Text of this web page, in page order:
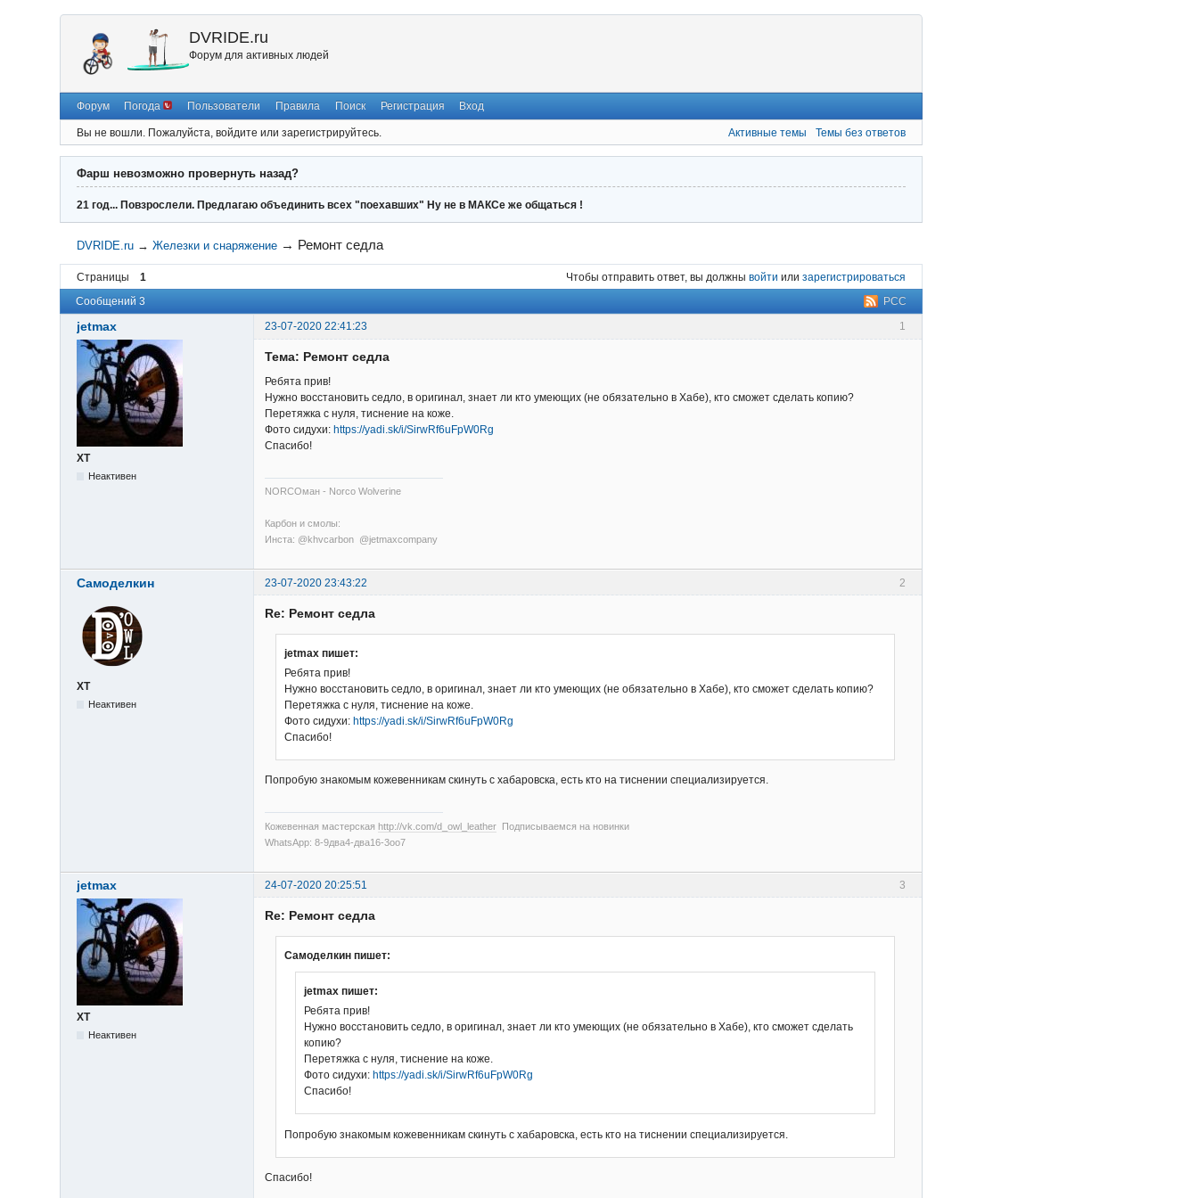
DVRIDE.ru
Форум для активных людей
Форум Погода Пользователи Правила Поиск Регистрация Вход
Вы не вошли. Пожалуйста, войдите или зарегистрируйтесь. Активные темы Темы без ответов
Фарш невозможно провернуть назад?
21 год... Повзрослели. Предлагаю объединить всех "поехавших" Ну не в МАКСе же общаться !
DVRIDE.ru → Железки и снаряжение → Ремонт седла
Страницы 1 Чтобы отправить ответ, вы должны войти или зарегистрироваться
РСС
Сообщений 3
1
jetmax 23-07-2020 22:41:23
XT
Неактивен
Тема: Ремонт седла
Ребята прив!
Нужно восстановить седло, в оригинал, знает ли кто умеющих (не обязательно в Хабе), кто сможет сделать копию?
Перетяжка с нуля, тиснение на коже.
Фото сидухи:https://yadi.sk/i/SirwRf6uFpW0Rg
Спасибо!
NORCOман - Norco Wolverine
Карбон и смолы:
Инста: @khvcarbon @jetmaxcompany
2
Самоделкин 23-07-2020 23:43:22
XT
Неактивен
Re: Ремонт седла
jetmax пишет:
Ребята прив!
Нужно восстановить седло, в оригинал, знает ли кто умеющих (не обязательно в Хабе), кто сможет сделать копию?
Перетяжка с нуля, тиснение на коже.
Фото сидухи:https://yadi.sk/i/SirwRf6uFpW0Rg
Спасибо!
Попробую знакомым кожевенникам скинуть с хабаровска, есть кто на тиснении специализируется.
Кожевенная мастерская http://vk.com/d_owl_leather Подписываемся на новинки
WhatsApp: 8-9два4-два16-3оо7
3
jetmax 24-07-2020 20:25:51
XT
Неактивен
Re: Ремонт седла
Самоделкин пишет:
jetmax пишет:
Ребята прив!
Нужно восстановить седло, в оригинал, знает ли кто умеющих (не обязательно в Хабе), кто сможет сделать
копию?
Перетяжка с нуля, тиснение на коже.
Фото сидухи: https://yadi.sk/i/SirwRf6uFpW0Rg
Спасибо!
Попробую знакомым кожевенникам скинуть с хабаровска, есть кто на тиснении специализируется.
Спасибо!